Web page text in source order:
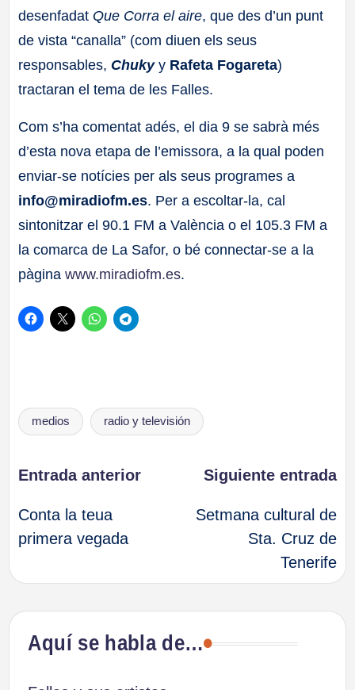
desenfadat Que Corra el aire, que des d’un punt
de vista “canalla” (com diuen els seus
responsables, Chukyy Rafeta Fogareta)
tractaran el tema de les Falles.
Com s’ha comentat adés, el dia 9 se sabrà més
d’esta nova etapa de l’emissora, a la qual poden
enviar-se notícies per als seus programes a
info@miradiofm.es. Per a escoltar-la, cal
sintonitzar el 90.1 FM a València o el 105.3 FM a
la comarca de La Safor, o bé connectar-se a la
pàginawww.miradiofm.es.
Etiquetas:
medios radio y televisión
Navegación
de
entradas
Entrada anterior
Conta la teua
primera vegada
Siguiente entrada
Setmana cultural de
Sta. Cruz de
Tenerife
Aquí se habla de…